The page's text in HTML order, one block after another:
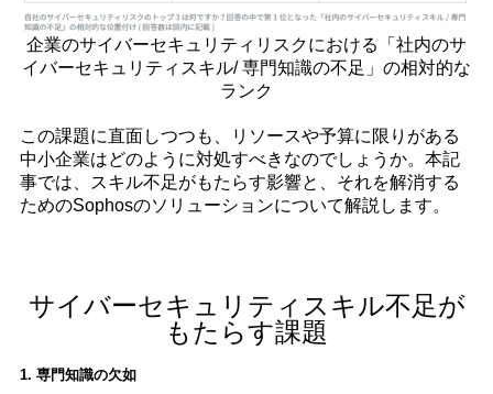
企業のサイバーセキュリティリスクにおける「社内のサ
イバーセキュリティスキル/ 専門知識の不足」の相対的な
ランク
この課題に直面しつつも、リソースや予算に限りがある
中小企業はどのように対処すべきなのでしょうか。本記
事では、スキル不足がもたらす影響と、それを解消する
ためのSophosのソリューションについて解説します。
サイバーセキュリティスキル不足が
もたらす課題
1. 専門知識の欠如